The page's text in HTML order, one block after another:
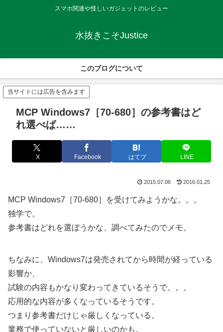
スマホ関連や怪しいガジェットのレビュー
水抜きこそJustice
このブログについて
当サイトには広告を含みます
MCP Windows7［70-680］の参考書はど
れ選べば……
X Facebook はてブ LINE
2015.07.06 2016.01.25
MCP Windows7［70-680］を受けてみようかな。。。
独学で。
参考書はどれを選ぼうかな、調べてみたのでメモ。
ちなみに、Windows7は発売されてから時間が経っている
影響か、
試験の内容もかなり変わってきているそうで。。。
応用的な内容が多くなっているそうです。
つまり参考書だけじゃ厳しくなっている。
業務で使っていないと厳しいのかも。